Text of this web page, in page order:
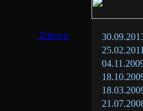
Zitieren